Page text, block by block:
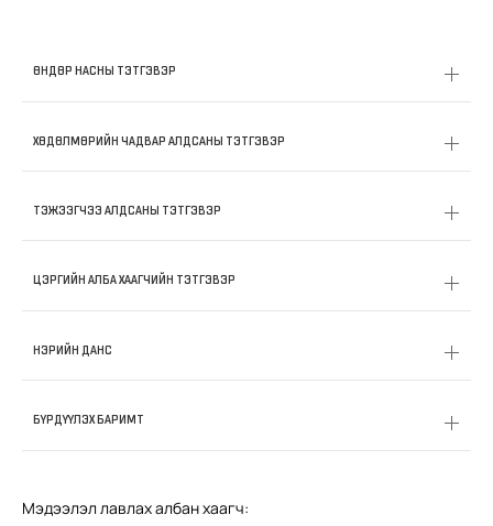
ӨНДӨР НАСНЫ ТЭТГЭВЭР
ХӨДӨЛМӨРИЙН ЧАДВАР АЛДСАНЫ ТЭТГЭВЭР
ТЭЖЭЭГЧЭЭ АЛДСАНЫ ТЭТГЭВЭР
ЦЭРГИЙН АЛБА ХААГЧИЙН ТЭТГЭВЭР
НЭРИЙН ДАНС
БҮРДҮҮЛЭХ БАРИМТ
Мэдээлэл лавлах албан хаагч: